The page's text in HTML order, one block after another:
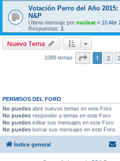
Votación Perro del Año
N&P
Último mensaje por nuclear« 10 Abr
Respuestas: 1
Nuevo Tema
1088 temas Página
1 2
PERMISOS DEL FORO
No puedes abrir nuevos temas en este Foro
No puedes responder a temas en este Foro
No puedes editar sus mensajes en este Foro
No puedes borrar sus mensajes en este Foro
Índice general